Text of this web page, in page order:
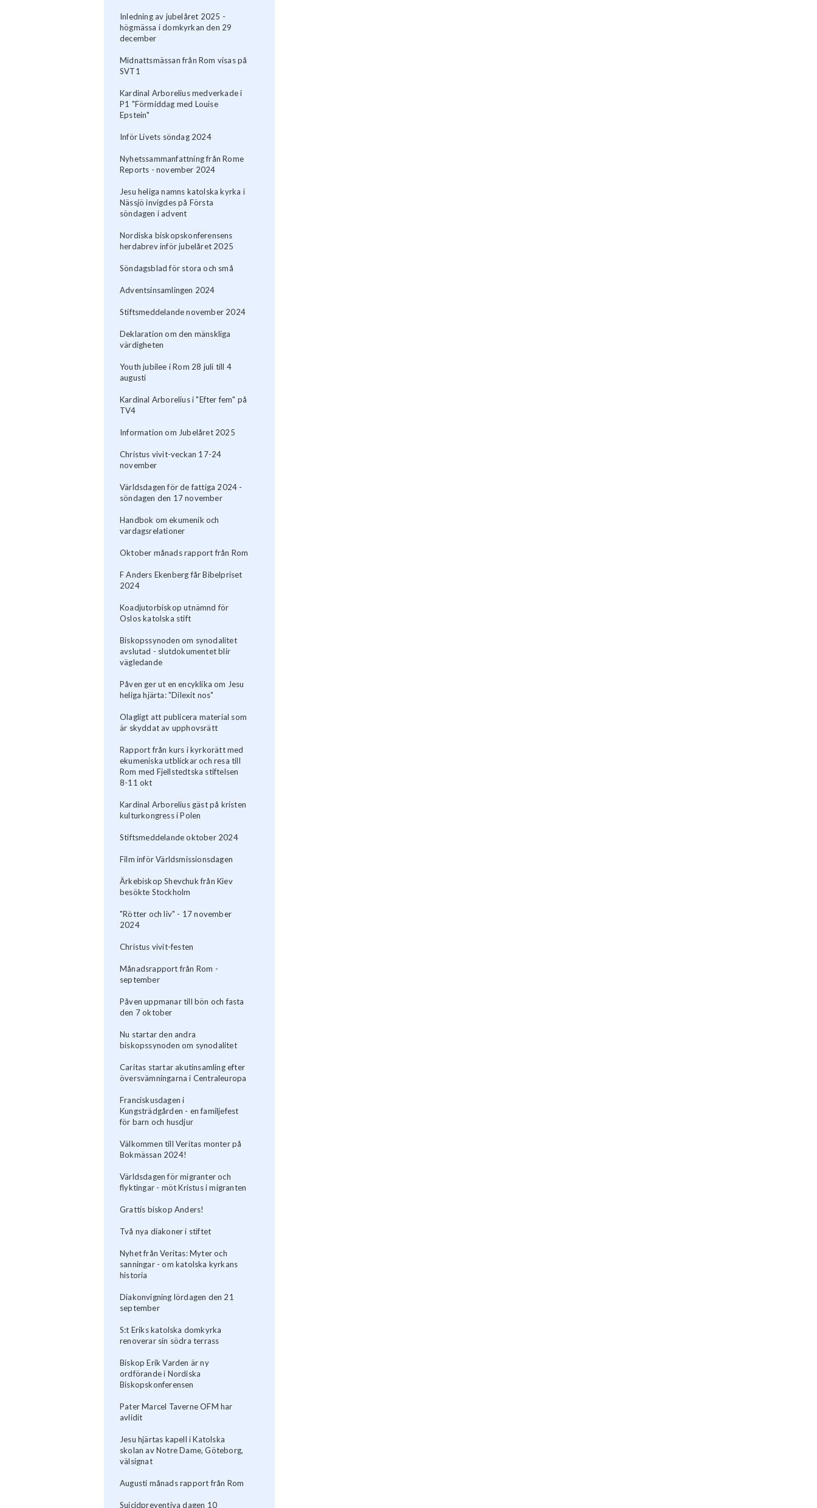
Inledning av jubelåret 2025 -
högmässa i domkyrkan den 29
december
Midnattsmässan från Rom visas på
SVT1
Kardinal Arborelius medverkade i
P1 "Förmiddag med Louise
Epstein"
Inför Livets söndag 2024
Nyhetssammanfattning från Rome
Reports - november 2024
Jesu heliga namns katolska kyrka i
Nässjö invigdes på Första
söndagen i advent
Nordiska biskopskonferensens
herdabrev inför jubelåret 2025
Söndagsblad för stora och små
Adventsinsamlingen 2024
Stiftsmeddelande november 2024
Deklaration om den mänskliga
värdigheten
Youth jubilee i Rom 28 juli till 4
augusti
Kardinal Arborelius i "Efter fem" på
TV4
Information om Jubelåret 2025
Christus vivit-veckan 17-24
november
Världsdagen för de fattiga 2024 -
söndagen den 17 november
Handbok om ekumenik och
vardagsrelationer
Oktober månads rapport från Rom
F Anders Ekenberg får Bibelpriset
2024
Koadjutorbiskop utnämnd för
Oslos katolska stift
Biskopssynoden om synodalitet
avslutad - slutdokumentet blir
vägledande
Påven ger ut en encyklika om Jesu
heliga hjärta: "Dilexit nos"
Olagligt att publicera material som
är skyddat av upphovsrätt
Rapport från kurs i kyrkorätt med
ekumeniska utblickar och resa till
Rom med Fjellstedtska stiftelsen
8-11 okt
Kardinal Arborelius gäst på kristen
kulturkongress i Polen
Stiftsmeddelande oktober 2024
Film inför Världsmissionsdagen
Ärkebiskop Shevchuk från Kiev
besökte Stockholm
"Rötter och liv" - 17 november
2024
Christus vivit-festen
Månadsrapport från Rom -
september
Påven uppmanar till bön och fasta
den 7 oktober
Nu startar den andra
biskopssynoden om synodalitet
Caritas startar akutinsamling efter
översvämningarna i Centraleuropa
Franciskusdagen i
Kungsträdgården - en familjefest
för barn och husdjur
Välkommen till Veritas monter på
Bokmässan 2024!
Världsdagen för migranter och
flyktingar - möt Kristus i migranten
Grattis biskop Anders!
Två nya diakoner i stiftet
Nyhet från Veritas: Myter och
sanningar - om katolska kyrkans
historia
Diakonvigning lördagen den 21
september
S:t Eriks katolska domkyrka
renoverar sin södra terrass
Biskop Erik Varden är ny
ordförande i Nordiska
Biskopskonferensen
Pater Marcel Taverne OFM har
avlidit
Jesu hjärtas kapell i Katolska
skolan av Notre Dame, Göteborg,
välsignat
Augusti månads rapport från Rom
Suicidpreventiva dagen 10